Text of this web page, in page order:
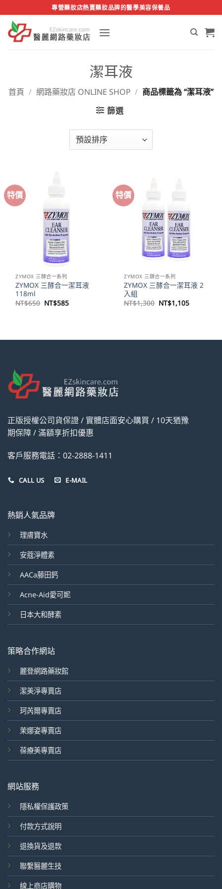
to
content
專營藥妝店熱賣藥妝品牌的醫學美容保養品
潔耳液
首頁 / 網路藥妝店 ONLINE SHOP / 商品標籤為 “潔耳液”
篩選
特價
ZYMOX 三酵合一系列
ZYMOX 三酵合一潔耳液
118ml
NT$650 原
始
NT$585目
特價
ZYMOX 三酵合一系列
ZYMOX 三酵合一潔耳液 2
入組
NT$1,300 原
始
NT$1,105目
正版授權公司貨保證 / 實體店面安心購買 / 10天猶豫
期保障 / 滿額享折扣優惠
客戶服務電話：02-2888-1411
CALL US E-MAIL
熱銷人氣品牌
理膚寶水
安蔻淨體素
AACa藤田鈣
Acne-Aid愛可妮
日本大和酵素
策略合作網站
麗登網路藥妝館
潔美淨專賣店
珂芮爾專賣店
茉娜姿專賣店
葆療美專賣店
網站服務
隱私權保護政策
付款方式說明
退換貨及退款
聯繫醫麗生技
線上商店購物